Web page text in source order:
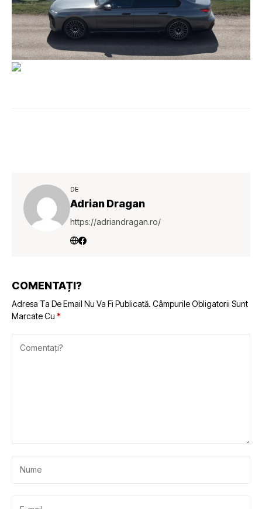
DE
Adrian Dragan
https://adriandragan.ro/
COMENTAȚI?
Adresa Ta De Email Nu Va Fi Publicată. Câmpurile Obligatorii Sunt
Marcate Cu *